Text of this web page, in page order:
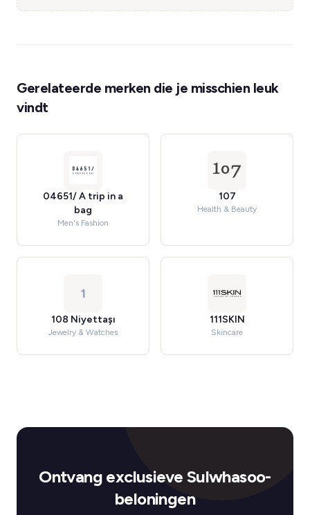
Gerelateerde merken die je misschien leuk
vindt
04651/ A trip in a
bag
Men's Fashion
107
Health & Beauty
1
108 Niyettaşı
Jewelry & Watches
111SKIN
Skincare
Ontvang exclusieve Sulwhasoo-
beloningen